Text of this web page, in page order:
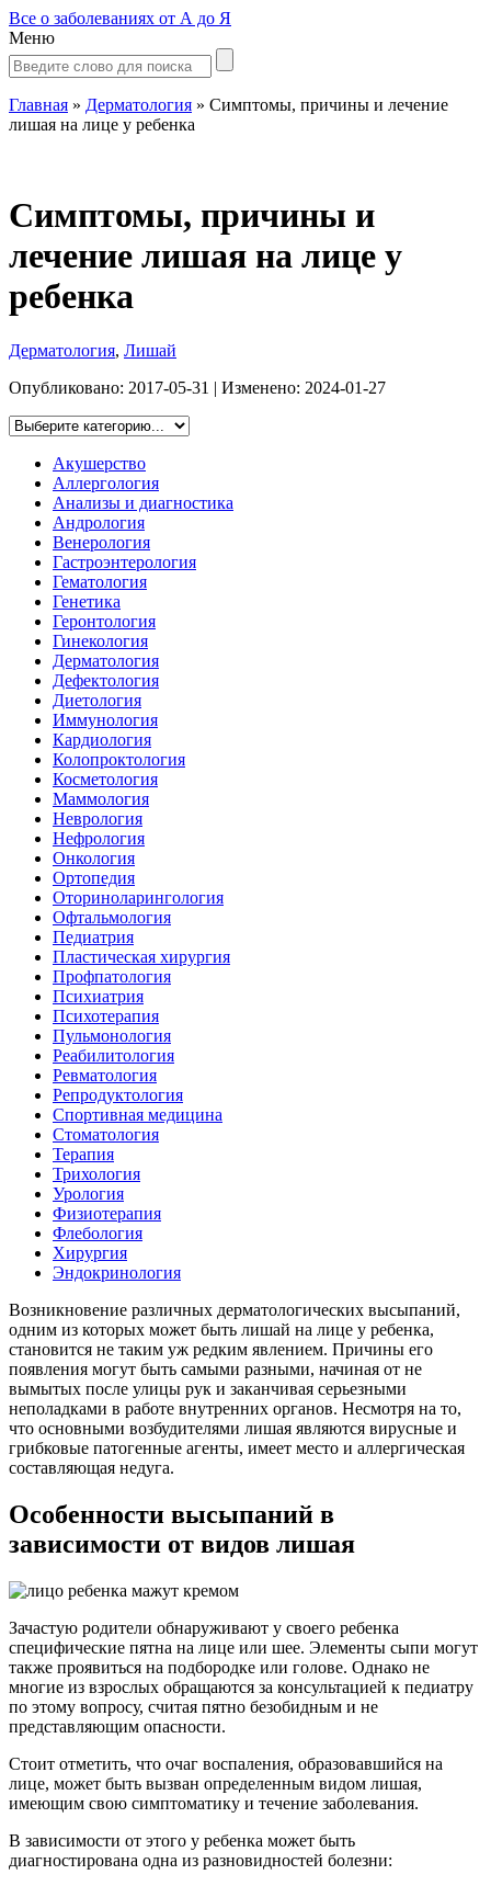
Все о заболеваниях от А до Я
Меню
Главная » Дерматология » Симптомы, причины и лечение
лишая на лице у ребенка
Симптомы, причины и
лечение лишая на лице у
ребенка
Дерматология, Лишай
Опубликовано: 2017-05-31 | Изменено: 2024-01-27
Акушерство
Аллергология
Анализы и диагностика
Андрология
Венерология
Гастроэнтерология
Гематология
Генетика
Геронтология
Гинекология
Дерматология
Дефектология
Диетология
Иммунология
Кардиология
Колопроктология
Косметология
Маммология
Неврология
Нефрология
Онкология
Ортопедия
Оториноларингология
Офтальмология
Педиатрия
Пластическая хирургия
Профпатология
Психиатрия
Психотерапия
Пульмонология
Реабилитология
Ревматология
Репродуктология
Спортивная медицина
Стоматология
Терапия
Трихология
Урология
Физиотерапия
Флебология
Хирургия
Эндокринология
Возникновение различных дерматологических высыпаний,
одним из которых может быть лишай на лице у ребенка,
становится не таким уж редким явлением. Причины его
появления могут быть самыми разными, начиная от не
вымытых после улицы рук и заканчивая серьезными
неполадками в работе внутренних органов. Несмотря на то,
что основными возбудителями лишая являются вирусные и
грибковые патогенные агенты, имеет место и аллергическая
составляющая недуга.
Особенности высыпаний в
зависимости от видов лишая
Зачастую родители обнаруживают у своего ребенка
специфические пятна на лице или шее. Элементы сыпи могут
также проявиться на подбородке или голове. Однако не
многие из взрослых обращаются за консультацией к педиатру
по этому вопросу, считая пятно безобидным и не
представляющим опасности.
Стоит отметить, что очаг воспаления, образовавшийся на
лице, может быть вызван определенным видом лишая,
имеющим свою симптоматику и течение заболевания.
В зависимости от этого у ребенка может быть
диагностирована одна из разновидностей болезни: